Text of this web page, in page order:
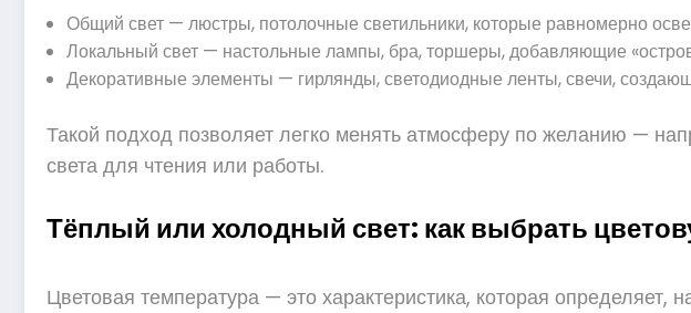
Общий свет — люстры, потолочные светильники, которые равномерно
Локальный свет — настольные лампы, бра, торшеры, добавляющие
Декоративные элементы — гирлянды, светодиодные ленты, свечи,
Такой подход позволяет легко менять атмосферу по желанию —
света для чтения или работы.
Тёплый или холодный свет: как выбрать
Цветовая температура — это характеристика, которая